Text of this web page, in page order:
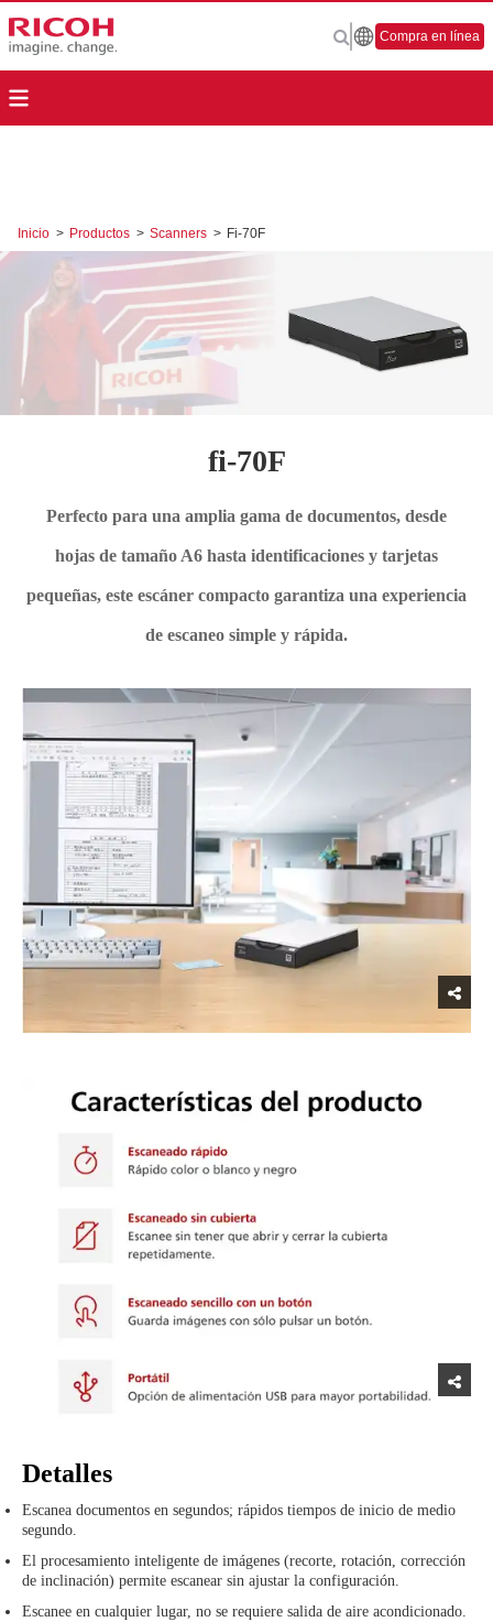
Compra en línea
Inicio > Productos > Scanners > Fi-70F
fi-70F
Perfecto para una amplia gama de documentos, desde
hojas de tamaño A6 hasta identificaciones y tarjetas
pequeñas, este escáner compacto garantiza una experiencia
de escaneo simple y rápida.
Detalles
Escanea documentos en segundos; rápidos tiempos de inicio de medio
segundo.
El procesamiento inteligente de imágenes (recorte, rotación, corrección
de inclinación) permite escanear sin ajustar la configuración.
Escanee en cualquier lugar, no se requiere salida de aire acondicionado.